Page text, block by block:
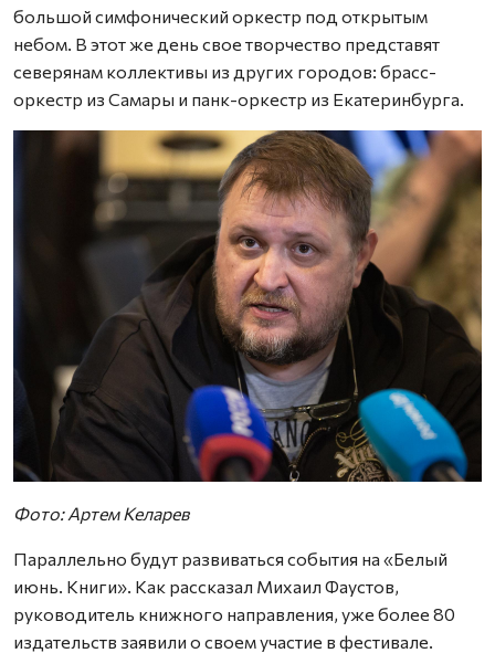
большой симфонический оркестр под открытым
небом. В этот же день свое творчество представят
северянам коллективы из других городов: брасс-
оркестр из Самары и панк-оркестр из Екатеринбурга.
Фото: Артем Келарев
Параллельно будут развиваться события на «Белый
июнь. Книги». Как рассказал Михаил Фаустов,
руководитель книжного направления, уже более 80
издательств заявили о своем участие в фестивале.